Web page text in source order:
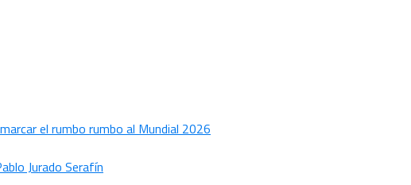
el rumbo rumbo al Mundial 2026
Jurado Serafín